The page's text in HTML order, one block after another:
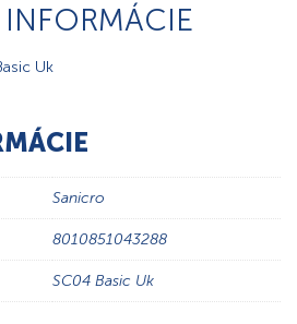
Uk
Sanicro
8010851043288
SC04 Basic Uk